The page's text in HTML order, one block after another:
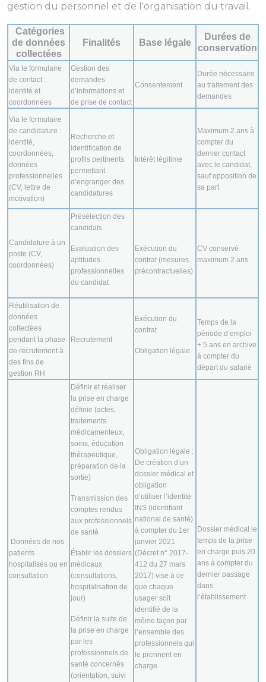
gestion du personnel et de l'organisation du travail.
Catégories
de données
collectées
Finalités Base légale
Durées de
conservation
Via le formulaire
de contact :
identité et
coordonnées
Gestion des
demandes
d’informations et
de prise de contact
Consentement
Durée nécessaire
au traitement des
demandes
Via le formulaire
de candidature :
identité,
coordonnées,
données
professionnelles
(CV, lettre de
motivation)
Recherche et
identification de
profils pertinents
permettant
d’engranger des
candidatures
Intérêt légitime
Maximum 2 ans à
compter du
dernier contact
avec le candidat,
sauf opposition de
sa part
Candidature à un
poste (CV,
coordonnées)
Présélection des
candidats
Evaluation des
aptitudes
professionnelles
du candidat
Exécution du
contrat (mesures
précontractuelles)
CV conservé
maximum 2 ans
Réutilisation de
données
collectées
pendant la phase
de recrutement à
des fins de
gestion RH
Recrutement
Exécution du
contrat
Obligation légale
Temps de la
période d’emploi
+ 5 ans en archive
à compter du
départ du salarié
Données de nos
patients
hospitalisés ou en
consultation
Définir et réaliser
la prise en charge
définie (actes,
traitements
médicamenteux,
soins, éducation
thérapeutique,
préparation de la
sortie)
Transmission des
comptes rendus
aux professionnels
de santé
Établir les dossiers
médicaux
(consultations,
hospitalisation de
jour)
Définir la suite de
la prise en charge
par les
professionnels de
santé concernés
(orientation, suivi
Obligation légale :
De création d’un
dossier médical et
obligation
d’utiliser l’identité
INS (identifiant
national de santé)
à compter du 1er
janvier 2021
(Décret n° 2017-
412 du 27 mars
2017) vise à ce
que chaque
usager soit
identifié de la
même façon par
l’ensemble des
professionnels qui
le prennent en
charge
Dossier médical le
temps de la prise
en charge puis 20
ans à compter du
dernier passage
dans
l’établissement